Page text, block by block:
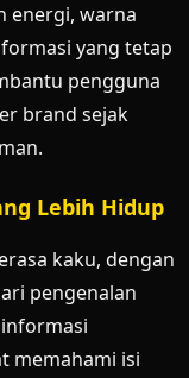
energi, warna
yang tetap
pengguna
brand sejak
Lebih Hidup
kaku, dengan
pengenalan
memahami isi